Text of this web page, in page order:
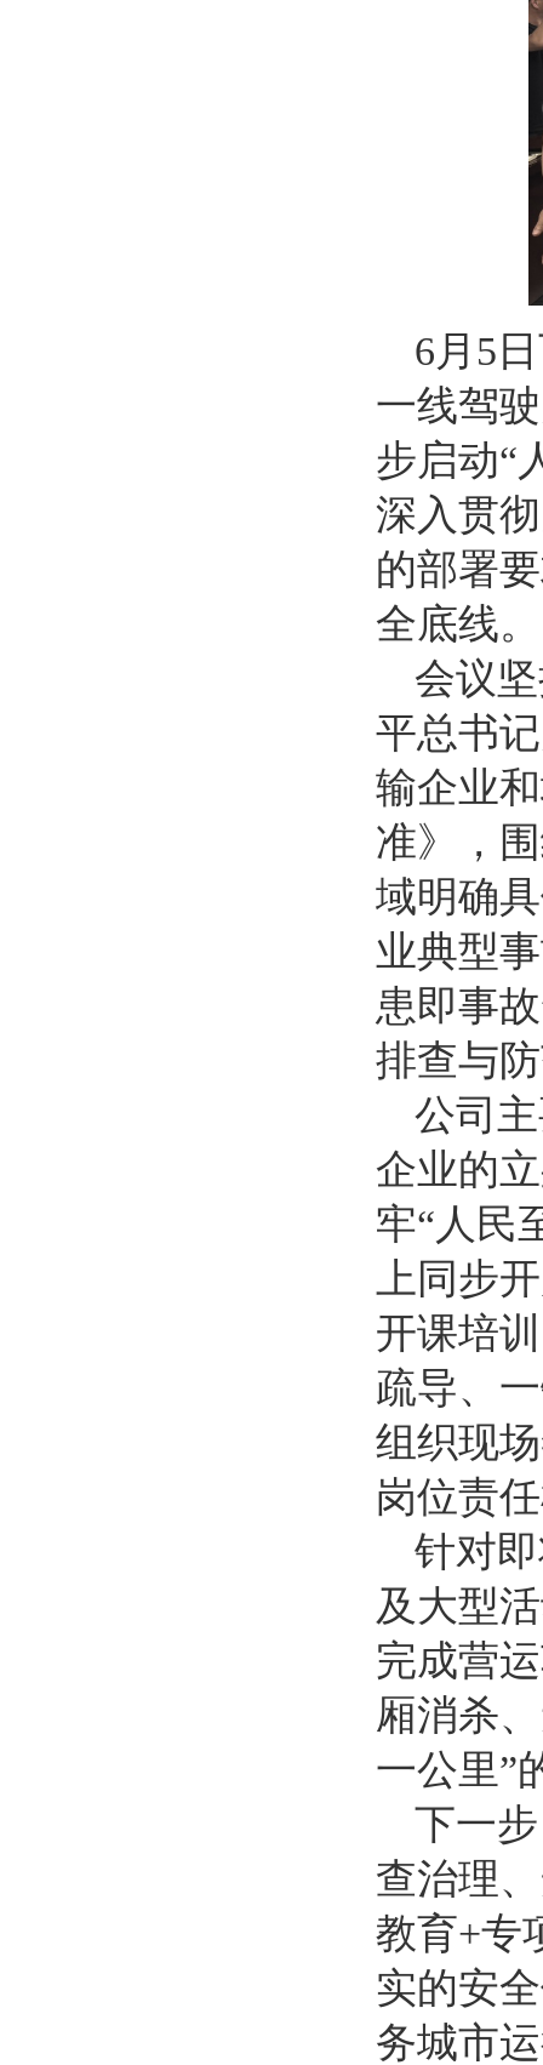
6月5
一线驾
步启动“
深入贯
的部署
全底线。
会议
平总书
输企业
准》，
域明确
业典型
患即事
排查与
公司
企业的
牢“人民
上同步
开课培
疏导、
组织现
岗位责
针对
及大型
完成营
厢消杀
一公里”
下一
查治理
教育+专
实的安
务城市